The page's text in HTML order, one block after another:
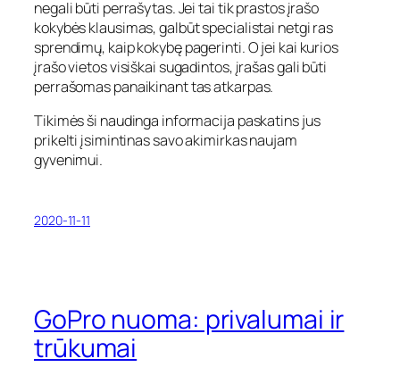
negali būti perrašytas. Jei tai tik prastos įrašo
kokybės klausimas, galbūt specialistai netgi ras
sprendimų, kaip kokybę pagerinti. O jei kai kurios
įrašo vietos visiškai sugadintos, įrašas gali būti
perrašomas panaikinant tas atkarpas.
Tikimės ši naudinga informacija paskatins jus
prikelti įsimintinas savo akimirkas naujam
gyvenimui.
2020-11-11
GoPro nuoma: privalumai ir
trūkumai